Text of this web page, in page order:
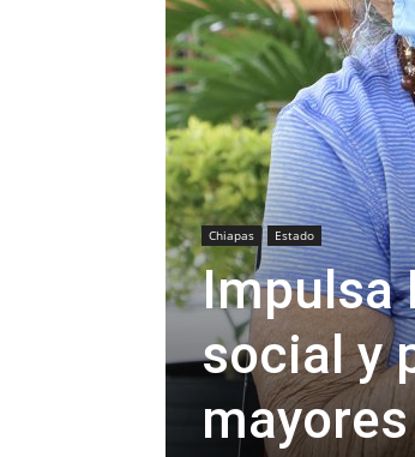
Chiapas Estado
Impulsa
social y
mayores